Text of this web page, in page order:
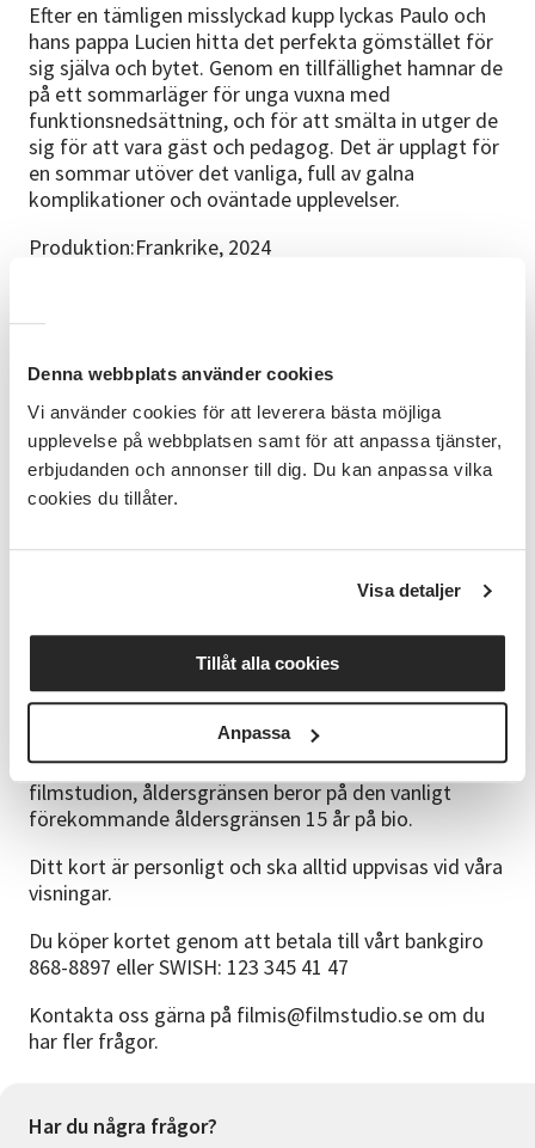
Denna webbplats använder cookies
Vi använder cookies för att leverera bästa möjliga
upplevelse på webbplatsen samt för att anpassa tjänster,
erbjudanden och annonser till dig. Du kan anpassa vilka
cookies du tillåter.
Visa detaljer
Tillåt alla cookies
Anpassa
Efter en tämligen misslyckad kupp lyckas Paulo och
hans pappa Lucien hitta det perfekta gömstället för
sig själva och bytet. Genom en tillfällighet hamnar de
på ett sommarläger för unga vuxna med
funktionsnedsättning, och för att smälta in utger de
sig för att vara gäst och pedagog. Det är upplagt för
en sommar utöver det vanliga, full av galna
komplikationer och oväntade upplevelser.
Produktion:Frankrike, 2024
Speltid:97 min
Köp gärna ditt medlemskort i förväg via swish 123
345 41 47 eller via bankgiro 868-8897
Köp ett terminskort och se alla 12 filmerna för 350
Du köper ett terminskort vilket inkluderar
föreställningar kommer inte att säljas.
Medlemmar i Uddevalla kommuns personalförening,
medlemmar i regionens personalklubb och studenter
mellan 15-20 år får 50 kr rabatt på terminskortet. Alla
som har fyllt 15 år är välkomna som medlemmar i
filmstudion, åldersgränsen beror på den vanligt
förekommande åldersgränsen 15 år på bio.
Ditt kort är personligt och ska alltid uppvisas vid våra
visningar.
Du köper kortet genom att betala till vårt bankgiro
868-8897 eller SWISH: 123 345 41 47
Kontakta oss gärna på filmis@filmstudio.se om du
har fler frågor.
Har du några frågor?